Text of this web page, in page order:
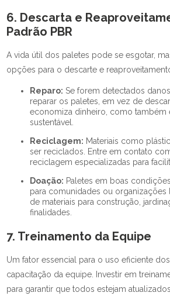
6. Descarta e
Padrão PBR
A vida útil dos paletes pode se esgotar,
opções para o descarte e
Reparo: Se forem detectados
reparar os paletes, em vez de
economiza dinheiro, como também
sustentável.
Reciclagem: Materiais como
ser reciclados. Entre em contato
reciclagem especializadas para
Doação: Paletes em boas
para comunidades ou organizações
de materiais para construção,
finalidades.
7. Treinamento da Equipe
Um fator essencial para o uso eficiente
capacitação da equipe. Investir em
para garantir que todos estejam